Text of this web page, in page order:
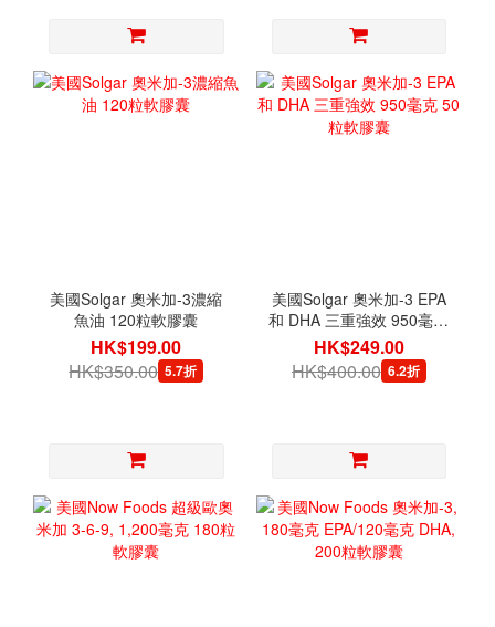
美國Solgar 奧米加-3濃縮
魚油 120粒軟膠囊
HK$199.00
HK$350.00 5.7折
美國Solgar 奧米加-3 EPA
和 DHA 三重強效 950毫克
50粒軟膠囊
HK$249.00
HK$400.00 6.2折